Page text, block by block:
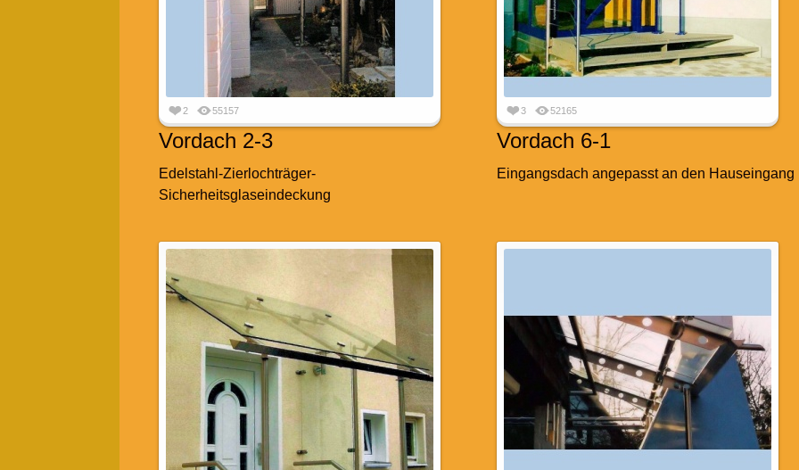
2 55157
Vordach 2-3
Edelstahl-Zierlochträger-
Sicherheitsglaseindeckung
3 52165
Vordach 6-1
Eingangsdach angepasst an den Hauseingang